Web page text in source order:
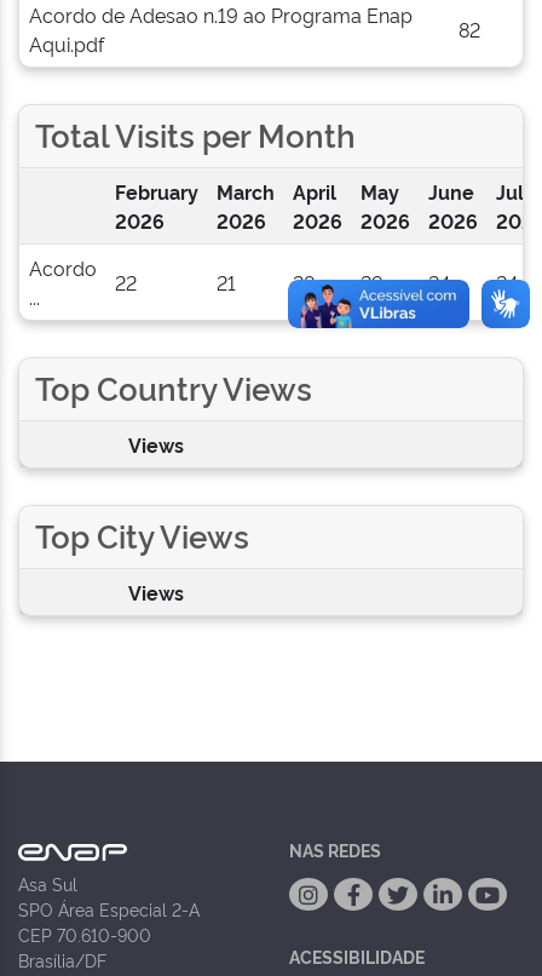
Acordo de Adesao n.19 ao Programa Enap
Aqui.pdf
82
Total Visits per Month
February
2026
March
2026
April
2026
May
2026
June
2026
July
Acordo
...
22 21 28 29 24 24
Top Country Views
Views
Top City Views
Views
Asa Sul
SPO Área Especial 2-A
CEP 70.610-900
Brasília/DF
NAS REDES
ACESSIBILIDADE